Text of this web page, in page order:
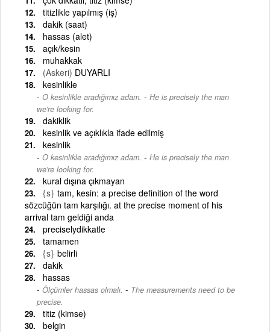
titizlikle yapılmış (iş)
dakik (saat)
hassas (alet)
açık/kesin
muhakkak
(Askeri) DUYARLI
kesinlikle
O kesinlikle aradığımız adam. - He is precisely the man
we're looking for.
dakiklik
kesinlik ve açıklıkla ifade edilmiş
kesinlik
O kesinlikle aradığımız adam. - He is precisely the man
we're looking for.
kural dışına çıkmayan
{s} tam, kesin: a precise definition of the word
sözcüğün tam karşılığı. at the precise moment of his
arrival tam geldiği anda
preciselydikkatle
tamamen
{s} belirli
dakik
hassas
Ölçümler hassas olmalı. - The measurements need to be
precise.
titiz (kimse)
belgin